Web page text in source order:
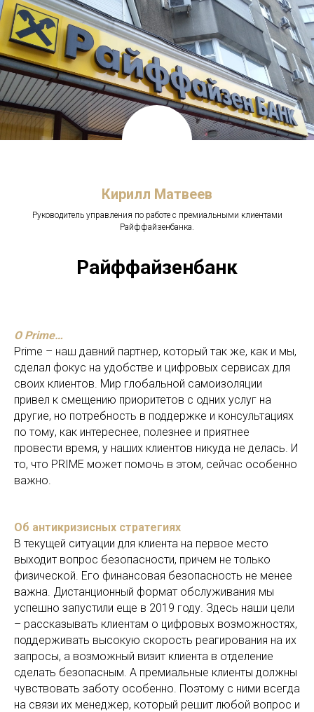
Кирилл Матвеев
Руководитель управления по работе с премиальными клиентами
Райффайзенбанка.
Райффайзенбанк
О Prime…
Prime – наш давний партнер, который так же, как и мы,
сделал фокус на удобстве и цифровых сервисах для
своих клиентов. Мир глобальной самоизоляции
привел к смещению приоритетов с одних услуг на
другие, но потребность в поддержке и консультациях
по тому, как интереснее, полезнее и приятнее
провести время, у наших клиентов никуда не делась. И
то, что PRIME может помочь в этом, сейчас особенно
важно.
Об антикризисных стратегиях
В текущей ситуации для клиента на первое место
выходит вопрос безопасности, причем не только
физической. Его финансовая безопасность не менее
важна. Дистанционный формат обслуживания мы
успешно запустили еще в 2019 году. Здесь наши цели
– рассказывать клиентам о цифровых возможностях,
поддерживать высокую скорость реагирования на их
запросы, а возможный визит клиента в отделение
сделать безопасным. А премиальные клиенты должны
чувствовать заботу особенно. Поэтому с ними всегда
на связи их менеджер, который решит любой вопрос и